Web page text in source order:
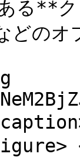
る**
どの